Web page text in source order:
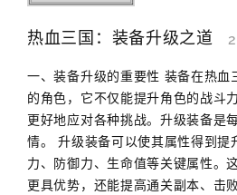
热血三国：装备升级之道
一、装备升级的重要性 装备在热
的角色，它不仅能提升角色的战斗
更好地应对各种挑战。升级装备是
情。 升级装备可以使其属性得到提
力、防御力、生命值等关键属性。
更具优势，还能提高通关副本、击